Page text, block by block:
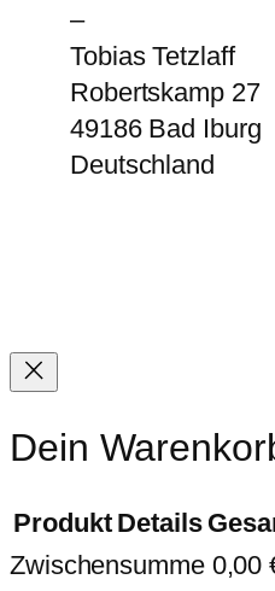
–
Tobias Tetzlaff
Robertskamp 27
49186 Bad Iburg
Deutschland
Dein
Produkt Details
Zwischensumme 0,00